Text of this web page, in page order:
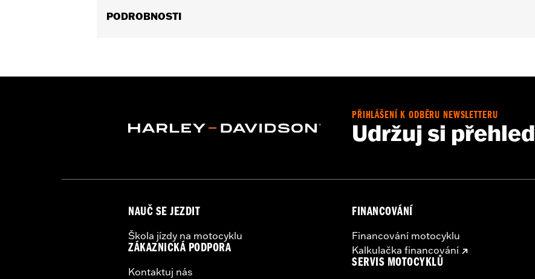
PODROBNOSTI
Origin:Imported
PŘIHLÁŠENÍ K ODBĚRU NEWSLETTERU
Udržuj si přehled
NAUČ SE JEZDIT
Škola jízdy na motocyklu
ZÁKAZNICKÁ PODPORA
Kontaktuj nás
FINANCOVÁNÍ
Financování motocyklu
Kalkulačka financování
SERVIS MOTOCYKLŮ